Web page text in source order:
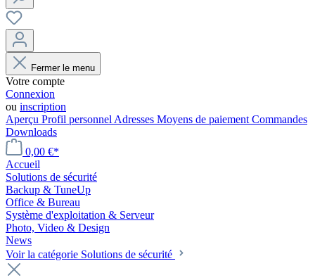
Fermer le menu
Votre compte
Connexion
ou inscription
Aperçu Profil personnel Adresses Moyens de paiement Commandes
Downloads
0,00 €*
Accueil
Solutions de sécurité
Backup & TuneUp
Office & Bureau
Système d'exploitation & Serveur
Photo, Video & Design
News
Voir la catégorie Solutions de sécurité